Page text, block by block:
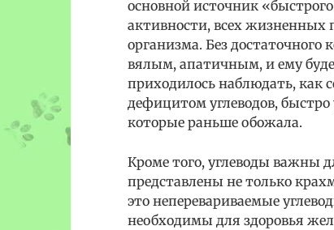
основной источник
активности, всех жизненных
организма. Без достаточного
вялым, апатичным, и ему
приходилось наблюдать, как
дефицитом углеводов, быстро
которые раньше обожала.
Кроме того, углеводы важны
представлены не только
это неперевариваемые
необходимы для здоровья